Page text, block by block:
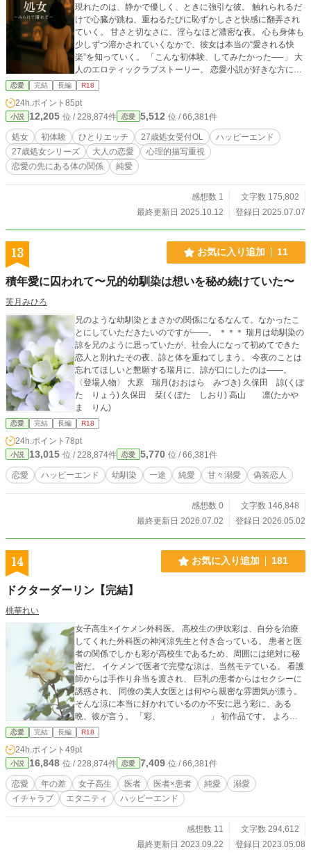
現れたのは、静かで優しく、ときに強引な彼。 触れられるだ
けで心臓が跳ね、重ねるたびに恥ずかしさと快感に翻弄され
ていく。 甘さと切なさに、淫らなほど濃密な夜。 心も身体も
少しずつ溶かされていくなかで、彼女は本当の“愛される快
楽”を知っていく。 「こんな初体験、してみたかった──」 大
人のエロティックラブストーリー。 恋愛小説が好きな方に
も、TL好きの方にもおすすめです。 🩷＝えち回です♡ エッチ
な気分の読み直しの際はぜひ♡ ＼＼番外編完結済／／ 【番外
編】27歳、処女の夜 〜まだ誰にも触れられたことのないカラ
ダ〜 本編とのリンクストーリーです。 しおり、いいね、お気
に入りもよろしくお願いいたします。 📚1巻・2025/10/11完
結 📖続編あり！ 「続・27歳、処女 ～初めては終わらない
～」も 公開・完結しております。 こちらを読み終えましたら
2巻もどうぞ。
恋愛 完結 長編 R18
24h.ポイント 85pt
小説 12,205 位 / 228,874件 恋愛 5,512 位 / 66,381件
処女 初体験 ひとりエッチ 27歳処女受付OL
ハッピーエンド
27歳処女シリーズ
大人の恋愛
心理的描写重視
恋愛の先にある体の関係
純愛
感想数 1
文字数 175,802
最終更新日 2025.10.12
登録日 2025.07.07
13 お気に入り追加 11
積年愛に囚われて〜兄的幼馴染は想いを秘め続けていた〜
芙月みひろ
兄のような幼馴染とまさかの関係になるなんて。なかったこ
とにしていただきたいのですが――。 ＊＊＊ 瑞月は幼馴染の
諒を兄のように思っていたが、社会人になって初めてできた
恋人と別れたその夜、諒と体を重ねてしまう。 今夜のことは
忘れてほしいと懇願する瑞月に、諒が口にしたのは――。
〈登場人物〉 大原 瑞月(おおはら みづき) 久保田 諒(くぼ
た りょう) 久保田 栞(くぼた しおり) 高山 凛(たかや
ま りん)
恋愛 完結 長編 R18
24h.ポイント 78pt
小説 13,015 位 / 228,874件 恋愛 5,770 位 / 66,381件
恋愛 ハッピーエンド 幼馴染 一途 純愛 甘々溺愛 偽装恋人
感想数 0
文字数 146,848
最終更新日 2026.07.02
登録日 2026.05.02
14 お気に入り追加 181
ドクターダーリン【完結】
桃華れい
女子高生×イケメン外科医。 高校生の伊吹彩は、自分を治療
してくれた外科医の神河涼先生と付き合っている。 患者と医
者の関係でしかも彩が高校生であるため、周囲には絶対に秘
密だ。 イケメンで医者で完璧な涼は、当然モテている。 看護
師からは手作り弁当を渡され、 巨乳の患者からはセクシーに
誘惑され、 同僚の美人女医とは何やら親密な雰囲気が漂う。
そんな涼に本当に好かれているのか不安に思う彩に、ある
晩、彼が言う。 「彩、 」 初作品です。 よろし
くお願いします。 ムーンライトノベルズ、エブリスタでも投
稿しています。
恋愛 完結 長編 R18
24h.ポイント 49pt
小説 16,848 位 / 228,874件 恋愛 7,409 位 / 66,381件
恋愛 年の差 女子高生 医者 医者×患者 純愛
溺愛
イチャラブ
エタニティ ハッピーエンド
感想数 11
文字数 294,612
最終更新日 2023.09.22
登録日 2023.05.08